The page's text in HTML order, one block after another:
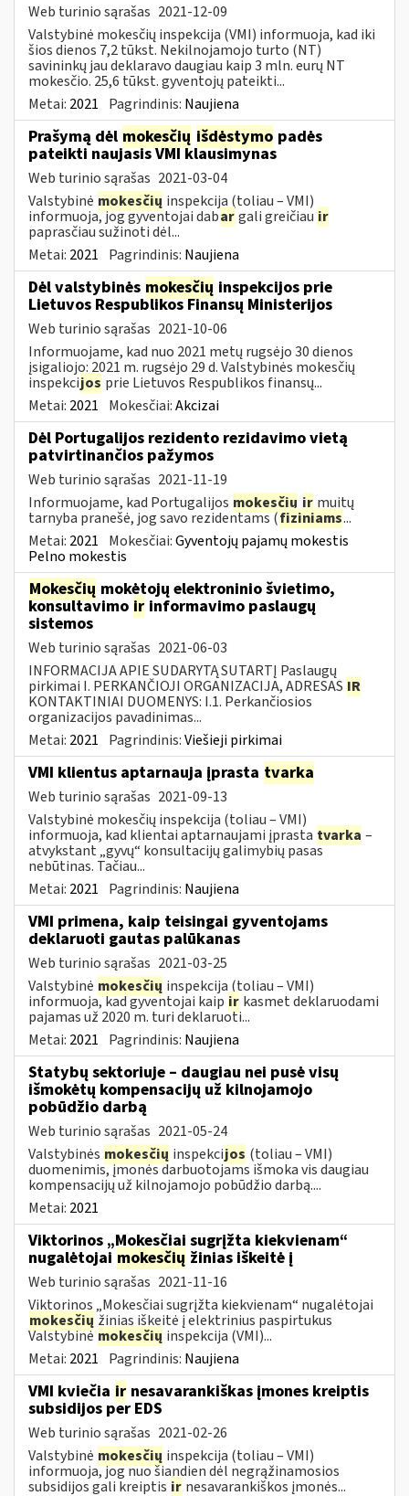
Web turinio sąrašas 2021-12-09
Valstybinė mokesčių inspekcija (VMI) informuoja, kad iki
šios dienos 7,2 tūkst. Nekilnojamojo turto (NT)
savininkų jau deklaravo daugiau kaip 3 mln. eurų NT
mokesčio. 25,6 tūkst. gyventojų pateikti...
Metai: 2021 Pagrindinis: Naujiena
Prašymą dėl mokesčių išdėstymo padės
pateikti naujasis VMI klausimynas
Web turinio sąrašas 2021-03-04
Valstybinė mokesčių inspekcija (toliau – VMI)
informuoja, jog gyventojai dabargali greičiau ir
paprasčiau sužinoti dėl...
Metai: 2021 Pagrindinis: Naujiena
Dėl valstybinės mokesčių inspekcijos prie
Lietuvos Respublikos Finansų Ministerijos
Web turinio sąrašas 2021-10-06
Informuojame, kad nuo 2021 metų rugsėjo 30 dienos
įsigaliojo: 2021 m. rugsėjo 29 d. Valstybinės mokesčių
inspekcijos prie Lietuvos Respublikos finansų...
Metai: 2021 Mokesčiai:Akcizai
Dėl Portugalijos rezidento rezidavimo vietą
patvirtinančios pažymos
Web turinio sąrašas 2021-11-19
Informuojame, kad Portugalijos mokesčių ir muitų
tarnyba pranešė, jog savo rezidentams (fiziniams...
Metai: 2021 Mokesčiai:Gyventojų pajamų mokestis
Pelno mokestis
Mokesčių mokėtojų elektroninio švietimo,
konsultavimo ir informavimo paslaugų
sistemos
Web turinio sąrašas 2021-06-03
INFORMACIJA APIE SUDARYTĄ SUTARTĮ Paslaugų
pirkimai I. PERKANČIOJI ORGANIZACIJA, ADRESAS IR
KONTAKTINIAI DUOMENYS: I.1. Perkančiosios
organizacijos pavadinimas...
Metai: 2021 Pagrindinis:Viešieji pirkimai
VMI klientus aptarnauja įprasta tvarka
Web turinio sąrašas 2021-09-13
Valstybinė mokesčių inspekcija (toliau – VMI)
informuoja, kad klientai aptarnaujami įprasta tvarka –
atvykstant „gyvų“ konsultacijų galimybių pasas
nebūtinas. Tačiau...
Metai: 2021 Pagrindinis: Naujiena
VMI primena, kaip teisingai gyventojams
deklaruoti gautas palūkanas
Web turinio sąrašas 2021-03-25
Valstybinė mokesčių inspekcija (toliau – VMI)
informuoja, kad gyventojai kaip ir kasmet deklaruodami
pajamas už 2020 m. turi deklaruoti...
Metai: 2021 Pagrindinis: Naujiena
Statybų sektoriuje – daugiau nei pusė visų
išmokėtų kompensacijų už kilnojamojo
pobūdžio darbą
Web turinio sąrašas 2021-05-24
Valstybinės mokesčių inspekcijos (toliau – VMI)
duomenimis, įmonės darbuotojams išmoka vis daugiau
kompensacijų už kilnojamojo pobūdžio darbą....
Metai: 2021
Viktorinos „Mokesčiai sugrįžta kiekvienam“
nugalėtojai mokesčių žinias iškeitė į
Web turinio sąrašas 2021-11-16
Viktorinos „Mokesčiai sugrįžta kiekvienam“ nugalėtojai
mokesčių žinias iškeitė į elektrinius paspirtukus
Valstybinė mokesčių inspekcija (VMI)...
Metai: 2021 Pagrindinis: Naujiena
VMI kviečia ir nesavarankiškas įmones kreiptis
subsidijos per EDS
Web turinio sąrašas 2021-02-26
Valstybinė mokesčių inspekcija (toliau – VMI)
informuoja, jog nuo šiandien dėl negrąžinamosios
subsidijos gali kreiptis ir nesavarankiškos įmonės...